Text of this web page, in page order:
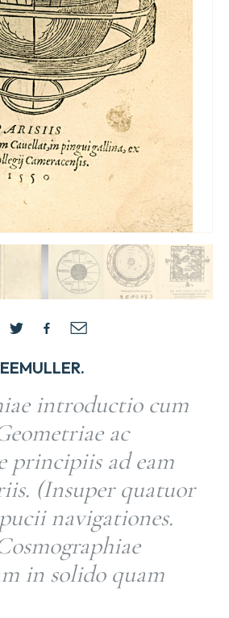
introductio cum
ac
principiis ad eam
(Insuper quatuor
navigationes.
in solido quam